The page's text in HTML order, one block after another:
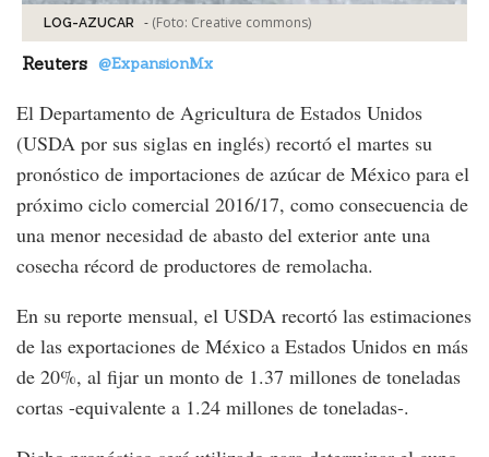
LOG-AZUCAR - (Foto: Creative commons)
Reuters @ExpansionMx
El Departamento de Agricultura de Estados Unidos
(USDA por sus siglas en inglés) recortó el martes su
pronóstico de importaciones de azúcar de México para el
próximo ciclo comercial 2016/17, como consecuencia de
una menor necesidad de abasto del exterior ante una
cosecha récord de productores de remolacha.
En su reporte mensual, el USDA recortó las estimaciones
de las exportaciones de México a Estados Unidos en más
de 20%, al fijar un monto de 1.37 millones de toneladas
cortas -equivalente a 1.24 millones de toneladas-.